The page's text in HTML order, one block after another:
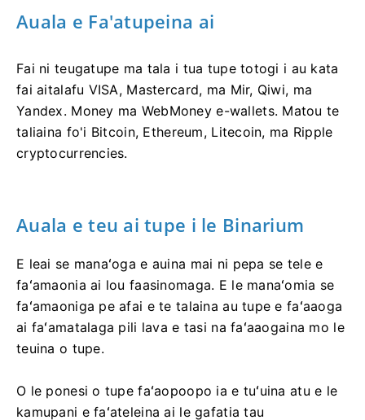
Auala e Fa'atupeina ai
Fai ni teugatupe ma tala i tua tupe totogi i au kata
fai aitalafu VISA, Mastercard, ma Mir, Qiwi, ma
Yandex. Money ma WebMoney e-wallets. Matou te
taliaina fo'i Bitcoin, Ethereum, Litecoin, ma Ripple
cryptocurrencies.
Auala e teu ai tupe i le Binarium
E leai se manaʻoga e auina mai ni pepa se tele e
faʻamaonia ai lou faasinomaga. E le manaʻomia se
faʻamaoniga pe afai e te talaina au tupe e faʻaaoga
ai faʻamatalaga pili lava e tasi na faʻaaogaina mo le
teuina o tupe.
O le ponesi o tupe faʻaopoopo ia e tuʻuina atu e le
kamupani e faʻateleina ai le gafatia tau